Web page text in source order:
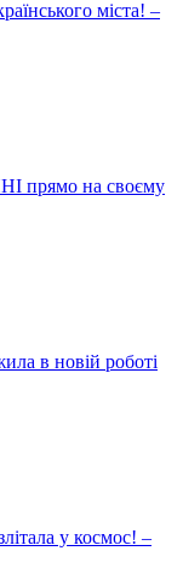
міста! –
прямо на своєму
в новій роботі
у космос! –